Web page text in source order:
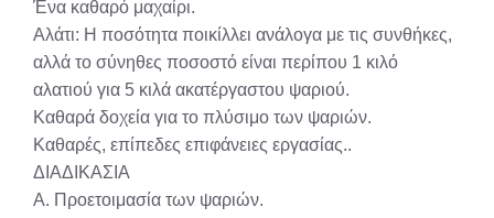
Ένα καθαρό μαχαίρι.
Αλάτι: Η ποσότητα ποικίλλει ανάλογα με τις συνθήκες,
αλλά το σύνηθες ποσοστό είναι περίπου 1 κιλό
αλατιού για 5 κιλά ακατέργαστου ψαριού.
Καθαρά δοχεία για το πλύσιμο των ψαριών.
Καθαρές, επίπεδες επιφάνειες εργασίας..
ΔΙΑΔΙΚΑΣΙΑ
Α. Προετοιμασία των ψαριών.